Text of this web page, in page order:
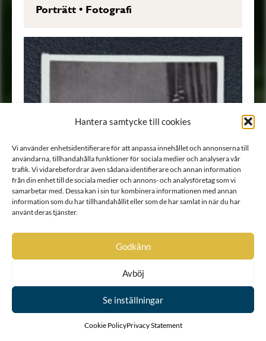
Hantera samtycke till cookies
Vi använder enhetsidentifierare för att anpassa innehållet och annonserna till
användarna, tillhandahålla funktioner för sociala medier och analysera vår
trafik. Vi vidarebefordrar även sådana identifierare och annan information
från din enhet till de sociala medier och annons- och analysföretag som vi
samarbetar med. Dessa kan i sin tur kombinera informationen med annan
information som du har tillhandahållit eller som de har samlat in när du har
använt deras tjänster.
Godkänn
Avböj
Se inställningar
Cookie PolicyPrivacy Statement
Porträtt• Fotografi